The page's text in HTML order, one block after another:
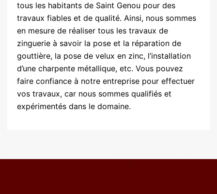
tous les habitants de Saint Genou pour des
travaux fiables et de qualité. Ainsi, nous sommes
en mesure de réaliser tous les travaux de
zinguerie à savoir la pose et la réparation de
gouttière, la pose de velux en zinc, l’installation
d’une charpente métallique, etc. Vous pouvez
faire confiance à notre entreprise pour effectuer
vos travaux, car nous sommes qualifiés et
expérimentés dans le domaine.